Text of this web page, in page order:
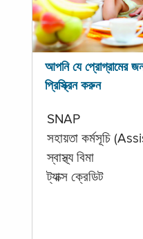
আপনি যে প্রোগ্রামের
প্রিস্ক্রিন করুন
SNAP
সহায়তা কর্মসূচি
স্বাস্থ্য বিমা
ট্যাক্স ক্রেডিট